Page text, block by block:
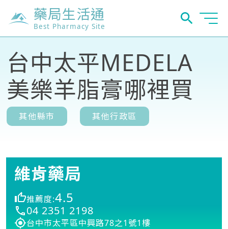
藥局生活通
Best Pharmacy Site
台中太平MEDELA
美樂羊脂膏哪裡買
其他縣市 其他行政區
維肯藥局
推薦度:4.5
04 2351 2198
台中市太平區中興路78之1號1樓